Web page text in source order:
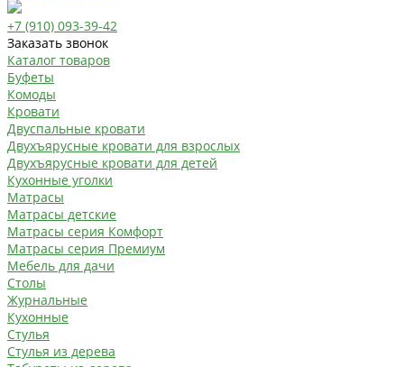
+7 (910) 093-39-42
Заказать звонок
Каталог товаров
Буфеты
Комоды
Кровати
Двуспальные кровати
Двухъярусные кровати для взрослых
Двухъярусные кровати для детей
Кухонные уголки
Матрасы
Матрасы детские
Матрасы серия Комфорт
Матрасы серия Премиум
Мебель для дачи
Столы
Журнальные
Кухонные
Стулья
Стулья из дерева